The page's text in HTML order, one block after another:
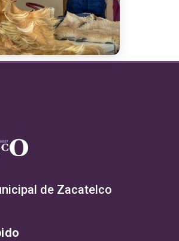
de Zacatelco